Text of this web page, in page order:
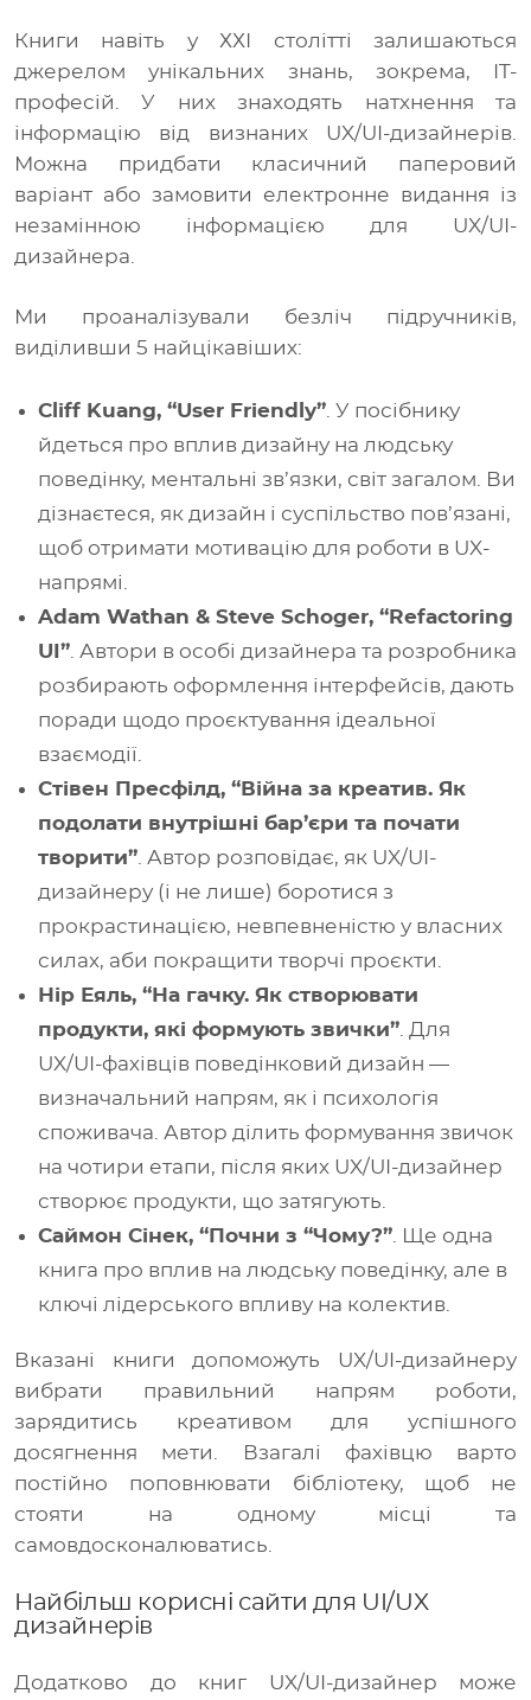
Книги навіть у ХХІ столітті залишаються
джерелом унікальних знань, зокрема, IT-
професій. У них знаходять натхнення та
інформацію від визнаних UX/UI-дизайнерів.
Можна придбати класичний паперовий
варіант або замовити електронне видання із
незамінною інформацією для UX/UI-
дизайнера.
Ми проаналізували безліч підручників,
виділивши 5 найцікавіших:
Cliff Kuang, “User Friendly”. У посібнику
йдеться про вплив дизайну на людську
поведінку, ментальні зв’язки, світ загалом. Ви
дізнаєтеся, як дизайн і суспільство пов’язані,
щоб отримати мотивацію для роботи в UX-
напрямі.
Adam Wathan & Steve Schoger, “Refactoring
UI”. Автори в особі дизайнера та розробника
розбирають оформлення інтерфейсів, дають
поради щодо проєктування ідеальної
взаємодії.
Стівен Пресфілд, “Війна за креатив. Як
подолати внутрішні бар’єри та почати
творити”. Автор розповідає, як UX/UI-
дизайнеру (і не лише) боротися з
прокрастинацією, невпевненістю у власних
силах, аби покращити творчі проєкти.
Нір Еяль, “На гачку. Як створювати
продукти, які формують звички”. Для
UX/UI-фахівців поведінковий дизайн —
визначальний напрям, як і психологія
споживача. Автор ділить формування звичок
на чотири етапи, після яких UX/UI-дизайнер
створює продукти, що затягують.
Саймон Сінек, “Почни з “Чому?”. Ще одна
книга про вплив на людську поведінку, але в
ключі лідерського впливу на колектив.
Вказані книги допоможуть UX/UI-дизайнеру
вибрати правильний напрям роботи,
зарядитись креативом для успішного
досягнення мети. Взагалі фахівцю варто
постійно поповнювати бібліотеку, щоб не
стояти на одному місці та
самовдосконалюватись.
Найбільш корисні сайти для UI/UX
дизайнерів
Додатково до книг UX/UI-дизайнер може